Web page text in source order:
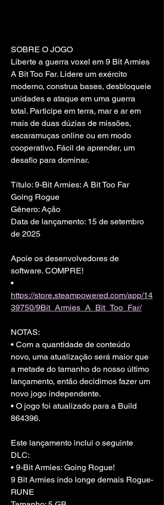
SOBRE O JOGO
Liberte a guerra voxel em 9 Bit Armies
A Bit Too Far. Lidere um exército
moderno, construa bases, desbloqueie
unidades e ataque em uma guerra
total. Participe em terra, mar e ar em
mais de duas dúzias de missões,
escaramuças online ou em modo
cooperativo. Fácil de aprender, um
desafio para dominar.
Título: 9-Bit Armies: A Bit Too Far
Going Rogue
Gênero: Ação
Data de lançamento: 15 de setembro
de 2025
Apoie os desenvolvedores de
software. COMPRE!
•
https://store.steampowered.com/app/14
39750/9Bit_Armies_A_Bit_Too_Far/
NOTAS:
• Com a quantidade de conteúdo
novo, uma atualização será maior que
a metade do tamanho do nosso último
lançamento, então decidimos fazer um
novo jogo independente.
• O jogo foi atualizado para a Build
864396.
Este lançamento inclui o seguinte
DLC:
• 9-Bit Armies: Going Rogue!
9 Bit Armies indo longe demais Rogue-
RUNE